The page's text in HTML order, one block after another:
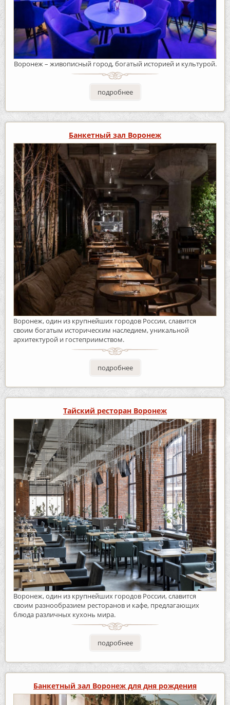
Воронеж – живописный город, богатый историей и культурой.
подробнее
Банкетный зал Воронеж
Воронеж, один из крупнейших городов России, славится
своим богатым историческим наследием, уникальной
архитектурой и гостеприимством.
подробнее
Тайский ресторан Воронеж
Воронеж, один из крупнейших городов России, славится
своим разнообразием ресторанов и кафе, предлагающих
блюда различных кухонь мира.
подробнее
Банкетный зал Воронеж для дня рождения